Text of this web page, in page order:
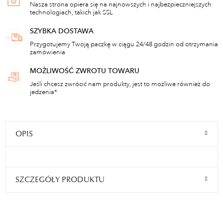
Nasza strona opiera się na najnowszych i najbezpieczniejszych
technologiach, takich jak SSL
SZYBKA DOSTAWA
Przygotujemy Twoją paczkę w ciągu 24/48 godzin od otrzymania
zamówienia
MOŻLIWOŚĆ ZWROTU TOWARU
Jeśli chcesz zwrócić nam produkty, jest to możliwe również do
jedzenia*
OPIS
SZCZEGÓŁY PRODUKTU